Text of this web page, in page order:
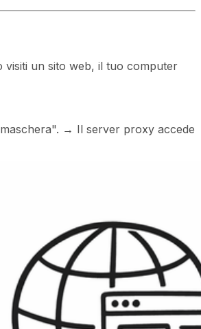
un sito web, il tuo computer
→ Il server proxy accede